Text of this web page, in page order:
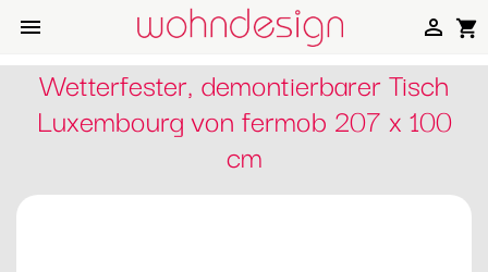
 shopping_cart

Wetterfester, demontierbarer Tisch
Luxembourg von fermob 207 x 100
cm